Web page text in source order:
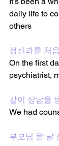
daily life to
others
정신과를 처
On the first
psychiatrist,
같이 상담을
We had
부모님 왈 날